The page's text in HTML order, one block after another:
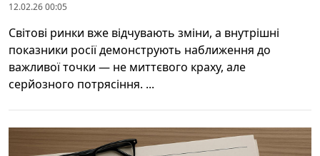
12.02.26 00:05
Світові ринки вже відчувають зміни, а внутрішні
показники росії демонструють наближення до
важливої точки — не миттєвого краху, але
серйозного потрясіння. ...